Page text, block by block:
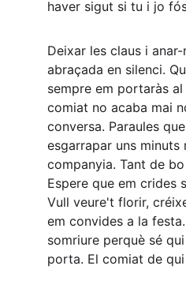
haver sigut si tu i jo
Deixar les claus i
abraçada en silenci.
sempre em portaràs
comiat no acaba mai
conversa. Paraules
esgarrapar uns minuts
companyia. Tant de
Espere que em crides
Vull veure't florir,
em convides a la
somriure perquè sé
porta. El comiat de